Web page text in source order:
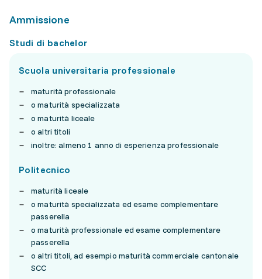
Ammissione
Studi di bachelor
Scuola universitaria professionale
maturità professionale
o maturità specializzata
o maturità liceale
o altri titoli
inoltre: almeno 1 anno di esperienza professionale
Politecnico
maturità liceale
o maturità specializzata ed esame complementare
passerella
o maturità professionale ed esame complementare
passerella
o altri titoli, ad esempio maturità commerciale cantonale
SCC